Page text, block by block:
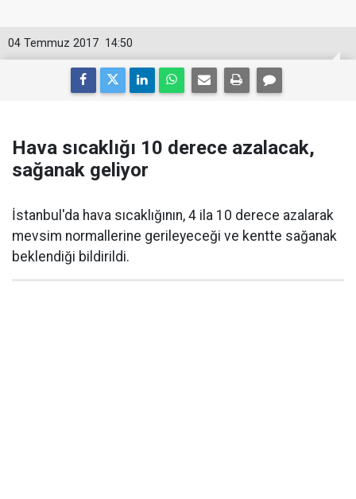
14:50
04 Temmuz 2017
Hava sıcaklığı 10 derece azalacak,
sağanak geliyor
İstanbul'da hava sıcaklığının, 4 ila 10 derece azalarak
mevsim normallerine gerileyeceği ve kentte sağanak
beklendiği bildirildi.